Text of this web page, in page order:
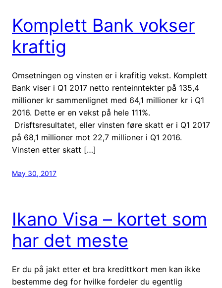
Komplett Bank vokser
kraftig
Omsetningen og vinsten er i krafitig vekst. Komplett
Bank viser i Q1 2017 netto renteinntekter på 135,4
millioner kr sammenlignet med 64,1 millioner kr i Q1
2016. Dette er en vekst på hele 111%.
Drisftsresultatet, eller vinsten føre skatt er i Q1 2017
på 68,1 millioner mot 22,7 millioner i Q1 2016.
Vinsten etter skatt […]
May 30, 2017
Ikano Visa – kortet som
har det meste
Er du på jakt etter et bra kredittkort men kan ikke
bestemme deg for hvilke fordeler du egentlig